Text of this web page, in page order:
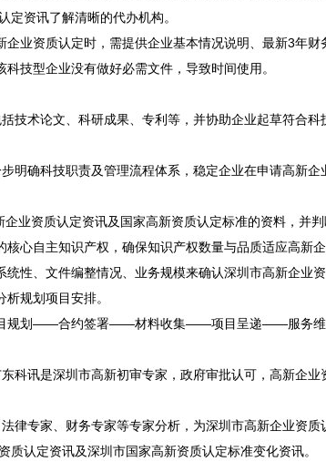
定资讯了解清晰的代办机构。
企业资质认定时，需提供企业基本情况说明、最新3年
技型企业没有做好必需文件，导致时间使用。
技术论文、科研成果、专利等，并协助企业起草符合
明确科技职责及管理流程体系，稳定企业在申请高新
业资质认定资讯及国家高新资质认定标准的资料，并
心自主知识产权，确保知识产权数量与品质适应高新企
统性、文件编整情况、业务规模来确认深圳市高新企业
规划项目安排。
目规划——合约签署——材料收集——项目呈递——服务
讯是深圳市高新初审专家，政府审批认可，高新企业
律专家、财务专家等专家分析，为深圳市高新企业资质
质认定资讯及深圳市国家高新资质认定标准变化资讯。